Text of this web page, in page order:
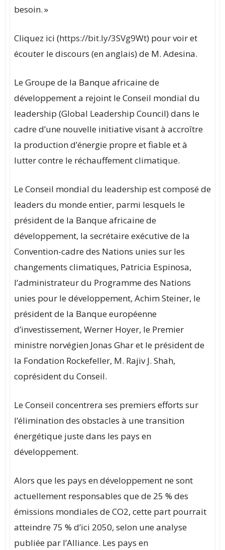
besoin. »
Cliquez ici (https://bit.ly/3SVg9Wt) pour voir et
écouter le discours (en anglais) de M. Adesina.
Le Groupe de la Banque africaine de
développement a rejoint le Conseil mondial du
leadership (Global Leadership Council) dans le
cadre d’une nouvelle initiative visant à accroître
la production d’énergie propre et fiable et à
lutter contre le réchauffement climatique.
Le Conseil mondial du leadership est composé de
leaders du monde entier, parmi lesquels le
président de la Banque africaine de
développement, la secrétaire exécutive de la
Convention-cadre des Nations unies sur les
changements climatiques, Patricia Espinosa,
l’administrateur du Programme des Nations
unies pour le développement, Achim Steiner, le
président de la Banque européenne
d’investissement, Werner Hoyer, le Premier
ministre norvégien Jonas Ghar et le président de
la Fondation Rockefeller, M. Rajiv J. Shah,
coprésident du Conseil.
Le Conseil concentrera ses premiers efforts sur
l’élimination des obstacles à une transition
énergétique juste dans les pays en
développement.
Alors que les pays en développement ne sont
actuellement responsables que de 25 % des
émissions mondiales de CO2, cette part pourrait
atteindre 75 % d’ici 2050, selon une analyse
publiée par l’Alliance. Les pays en